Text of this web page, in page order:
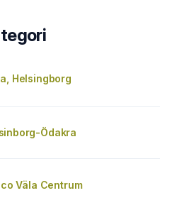
Helsingborg
Ödakra
Väla Centrum